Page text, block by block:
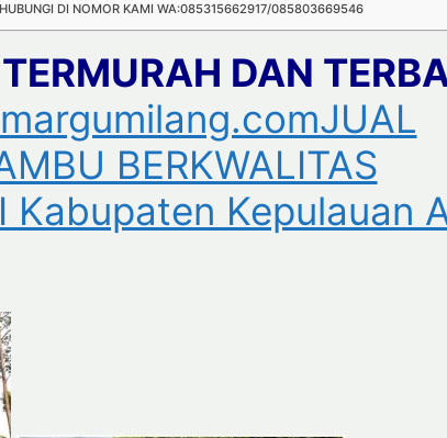
DI NOMOR KAMI WA:085315662917/085803669546
DAN
BERKWALITAS
Kabupaten Kepulauan